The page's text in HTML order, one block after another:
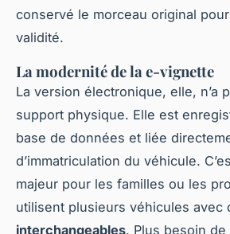
conservé le morceau original
validité.
La modernité de la e-vignette
La version électronique, elle, n’a
support physique. Elle est
base de données et liée
d’immatriculation du véhicule.
majeur pour les familles ou les
utilisent plusieurs véhicules avec
interchangeables. Plus besoin